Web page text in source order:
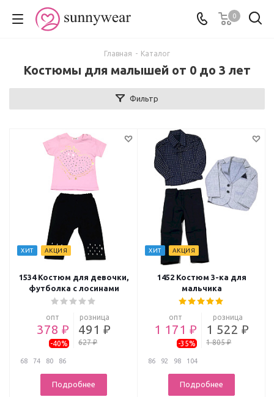
0
Главная - Каталог
Костюмы для малышей от 0 до 3 лет
Фильтр
ХИТ АКЦИЯ
1534 Костюм для девочки,
футболка с лосинами
опт
378 ₽
-40%
розница
491 ₽
627 ₽
68 74 80 86
Подробнее
ХИТ АКЦИЯ
1452 Костюм 3-ка для
мальчика
опт
1 171 ₽
-35%
розница
1 522 ₽
1 805 ₽
86 92 98 104
Подробнее